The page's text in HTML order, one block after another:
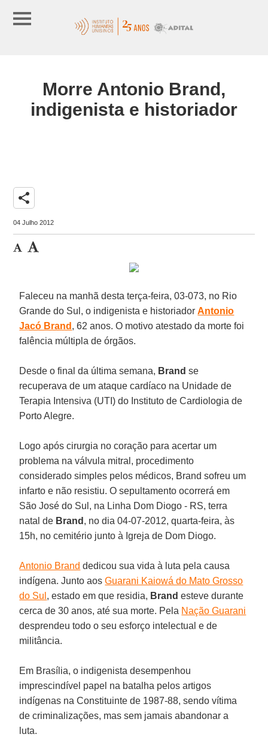
Morre Antonio Brand,
indigenista e historiador
share
04 Julho 2012
Faleceu na manhã desta terça-feira, 03-073, no Rio
Grande do Sul, o indigenista e historiadorAntonio
Jacó Brand , 62 anos. O motivo atestado da morte foi
falência múltipla de órgãos.
Desde o final da última semana, Brandse
recuperava de um ataque cardíaco na Unidade de
Terapia Intensiva (UTI) do Instituto de Cardiologia de
Porto Alegre.
Logo após cirurgia no coração para acertar um
problema na válvula mitral, procedimento
considerado simples pelos médicos, Brand sofreu um
infarto e não resistiu. O sepultamento ocorrerá em
São José do Sul, na Linha Dom Diogo - RS, terra
natal de Brand , no dia 04-07-2012, quarta-feira, às
15h, no cemitério junto à Igreja de Dom Diogo.
Antonio Brand dedicou sua vida à luta pela causa
indígena. Junto aosGuarani Kaiowá do Mato Grosso
do Sul , estado em que residia, Brandesteve durante
cerca de 30 anos, até sua morte. Pela Nação Guarani
desprendeu todo o seu esforço intelectual e de
militância.
Em Brasília, o indigenista desempenhou
imprescindível papel na batalha pelos artigos
indígenas na Constituinte de 1987-88, sendo vítima
de criminalizações, mas sem jamais abandonar a
luta.